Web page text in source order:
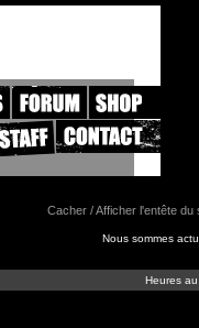
Cacher / Afficher l'entête du
Nous sommes
Heures